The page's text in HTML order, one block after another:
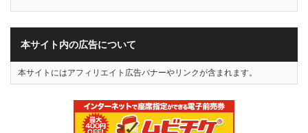
本サイト内の広告について
本サイトにはアフィリエイト広告バナーやリンクが含まれます。